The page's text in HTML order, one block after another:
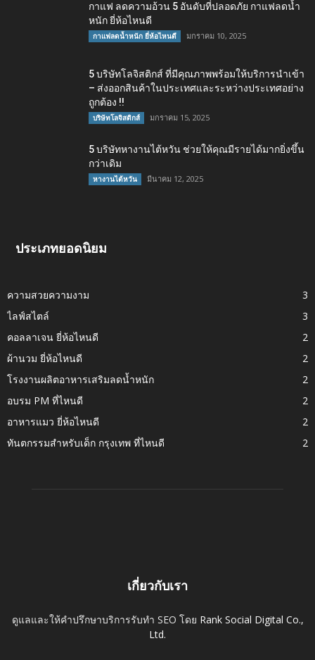
กาแฟ ลดความอ้วน 5 อันดับที่ปลอดภัย กาแฟลดน้ำ
หนัก ยี่ห้อไหนดี
กาแฟลดน้ำหนัก ยี่ห้อไหนดี มกราคม 10, 2025
5 บริษัทโลจิสติกส์ ที่มีคุณภาพพร้อมให้บริการนำเข้า
– ส่งออกสินค้าในประเทศและระหว่างประเทศอย่าง
ถูกต้อง !!
บริษัทโลจิสติกส์ มกราคม 15, 2025
5 บริษัทหางานไต้หวัน ช่วยให้คุณมีรายได้มากยิ่งขึ้น
กว่าเดิม
หางานไต้หวัน มีนาคม 12, 2025
ประเภทยอดนิยม
ความสวยความงาม
3
ไลฟ์สไตล์
3
คอลลาเจน ยี่ห้อไหนดี
2
ผ้านวม ยี่ห้อไหนดี
2
โรงงานผลิตอาหารเสริมลดน้ำหนัก
2
อบรม PM ที่ไหนดี
2
อาหารแมว ยี่ห้อไหนดี
2
ทันตกรรมสำหรับเด็ก กรุงเทพ ที่ไหนดี
2
เกี่ยวกับเรา
ดูแลและให้คำปรึกษาบริการรับทำ SEO โดย Rank Social Digital Co.,
Ltd.